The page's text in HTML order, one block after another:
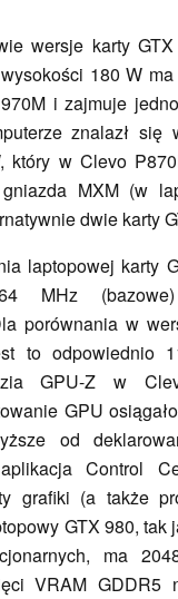
wersje karty
180 W
i zajmuje
znalazł
który w Clevo
MXM (w
dwie karty
laptopowej karty
MHz
porównania w
to odpowiednio
GPU-Z w
GPU
od
Control
grafiki (a także
GTX 980, tak
ma
VRAM GDDR5